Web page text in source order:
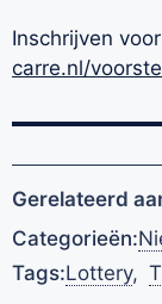
Inschrijven
carre.nl/
Gerelateerd
Categorieën:
Tags:Lottery,